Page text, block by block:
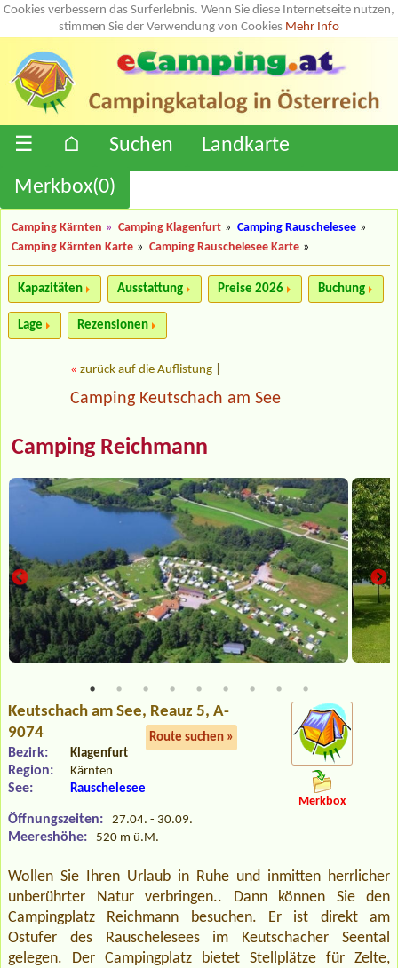
Cookies verbessern das Surferlebnis. Wenn Sie diese Internetseite nutzen,
stimmen Sie der Verwendung von Cookies Mehr Info
☰ ⌂ Suchen
Landkarte
Merkbox(0)
Camping Kärnten » Camping Klagenfurt » Camping Rauschelesee »
Camping Kärnten Karte » Camping Rauschelesee Karte »
Kapazitäten Ausstattung Preise 2026 Buchung
Lage Rezensionen
« zurück auf die Auflistung
Camping Keutschach am See
Camping Reichmann
Keutschach am See, Reauz 5, A-
9074
Route suchen »
Bezirk: Klagenfurt
Region: Kärnten
See: Rauschelesee
Öffnungszeiten: 27.04. - 30.09.
Meereshöhe: 520 m ü.M.
Merkbox
Wollen Sie Ihren Urlaub in Ruhe und inmitten herrlicher
unberührter Natur verbringen.. Dann können Sie den
Campingplatz Reichmann besuchen. Er ist direkt am
Ostufer des Rauschelesees im Keutschacher Seental
gelegen. Der Campingplatz bietet Stellplätze für Zelte,